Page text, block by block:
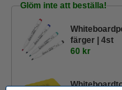
Glöm inte att beställa!
färger | 4st
60 kr